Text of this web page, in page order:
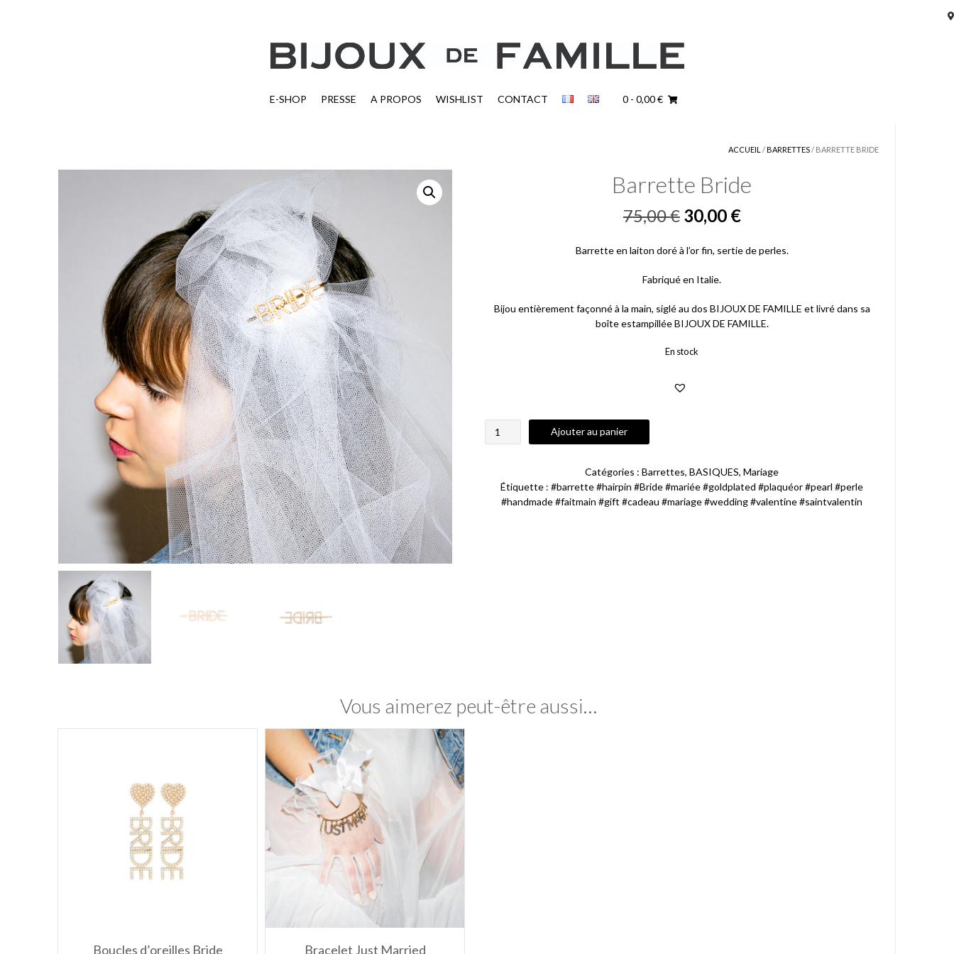
E-SHOP PRESSE A PROPOS WISHLIST CONTACT 0- 0,00 €
ACCUEIL /BARRETTES/ BARRETTE BRIDE
Barrette Bride
75,00€ Le
75,00 €.
30,00 €Le
30,00 €.
Barrette en laiton doré à l’or fin, sertie de perles.
Fabriqué en Italie.
Bijou entièrement façonné à la main, siglé au dos BIJOUX DE FAMILLE et livré dans sa
boîte estampillée BIJOUX DE FAMILLE.
En stock
quantité
de
Ajouter au panier
Catégories :Barrettes,BASIQUES,Mariage
Étiquette :#barrette #hairpin #Bride #mariée #goldplated #plaquéor #pearl #perle
#handmade #faitmain #gift #cadeau #mariage #wedding #valentine #saintvalentin
Vous aimerez peut-être aussi…
Boucles d’oreilles Bride Bracelet Just Married